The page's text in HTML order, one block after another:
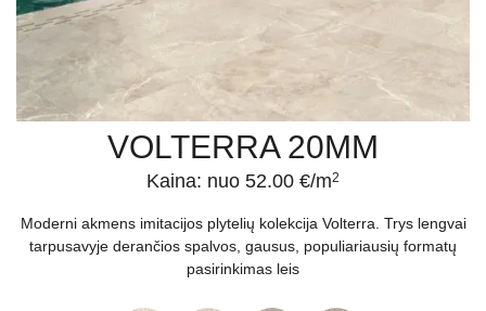
VOLTERRA 20MM
Kaina: nuo 52.00 €/m2
Moderni akmens imitacijos plytelių kolekcija Volterra. Trys lengvai
tarpusavyje derančios spalvos, gausus, populiariausių formatų
pasirinkimas leis